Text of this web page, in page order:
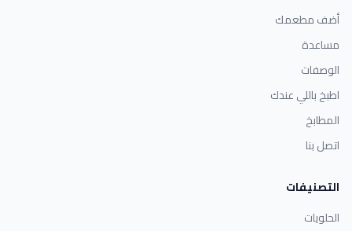
أضف مطعمك
مساعدة
الوصفات
اطبخ باللي عندك
المطابخ
اتصل بنا
التصنيفات
الحلويات